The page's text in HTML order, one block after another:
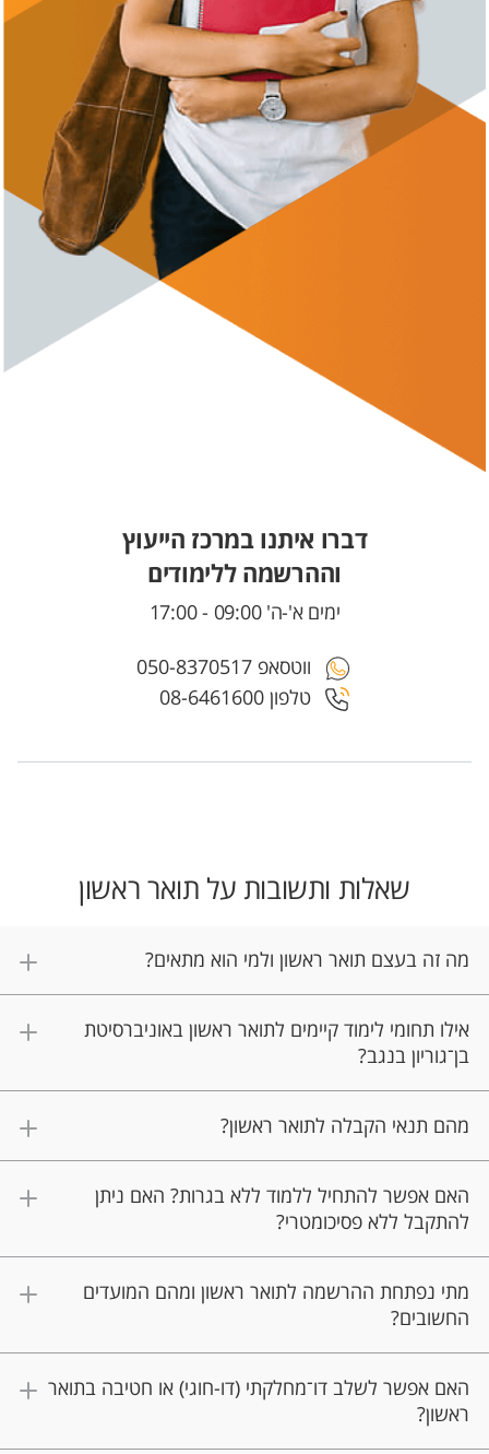
דברו איתנו במרכז הייעוץ
וההרשמה ללימודים
ימים א'-ה' 09:00 - 17:00
טלפון 08-6461600
ווטסאפ 050-8370517
שאלות ותשובות על תואר ראשון
מה זה בעצם תואר ראשון ולמי הוא מתאים?
אילו תחומי לימוד קיימים לתואר ראשון באוניברסיטת
בן־גוריון בנגב?
מהם תנאי הקבלה לתואר ראשון?
האם אפשר להתחיל ללמוד ללא בגרות? האם ניתן
להתקבל ללא פסיכומטרי?
מתי נפתחת ההרשמה לתואר ראשון ומהם המועדים
החשובים?
האם אפשר לשלב דו־מחלקתי (דו-חוגי) או חטיבה בתואר
ראשון?